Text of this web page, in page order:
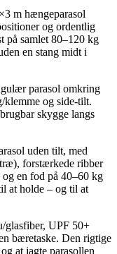
m hængeparasol
og ordentlig
på samlet 80–120 kg
en stang midt i
parasol omkring
klemme og side-tilt.
skygge langs
uden tilt, med
forstærkede ribber
en fod på 40–60 kg
at holde – og til at
glasfiber, UPF 50+
bæretaske. Den rigtige
at jagte parasollen